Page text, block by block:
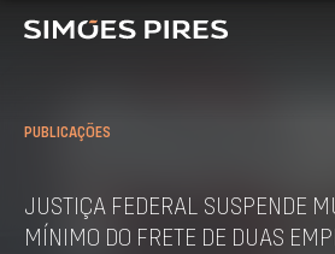
PUBLICAÇÕES
JUSTIÇA FEDERAL SUSPENDE
MÍNIMO DO FRETE DE DUAS